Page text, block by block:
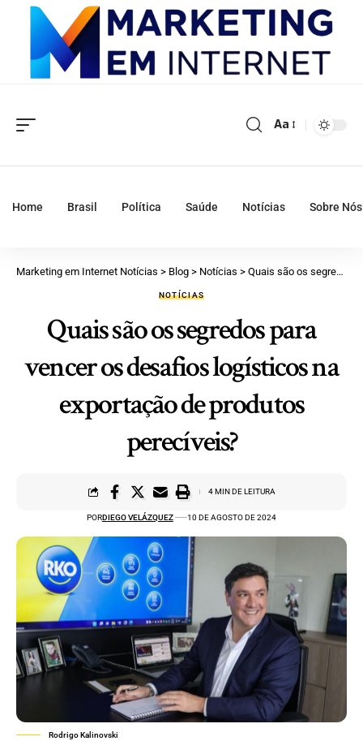
Aa
Home Brasil Política Saúde Notícias Sobre Nós
Marketing em Internet Notícias > Blog > Notícias > Quais são os segredos para vencer os desafios logísticos na exportação de produtos perecíveis?
NOTÍCIAS
Quais são os segredos para
vencer os desafios logísticos na
exportação de produtos
perecíveis?
PORDIEGO VELÁZQUEZ 10 DE AGOSTO DE 2024
4 MIN DE LEITURA
Rodrigo Kalinovski